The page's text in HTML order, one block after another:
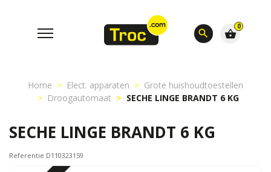
search
0
shopping_basket
Home Elect. apparaten
Grote huishoudtoestellen
Droogautomaat
SECHE LINGE BRANDT 6 KG
SECHE LINGE BRANDT 6 KG
Referentie D110323159